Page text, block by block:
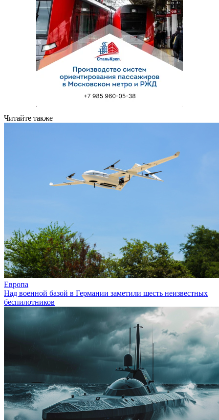
Читайте также
Европа
Над военной базой в Германии заметили шесть неизвестных
беспилотников